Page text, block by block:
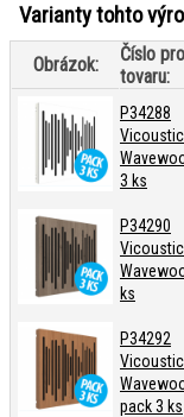
Varianty tohto
Obrázok:
Číslo
tovaru:
P34288
3 ks
P34290
ks
P34292
pack 3 ks